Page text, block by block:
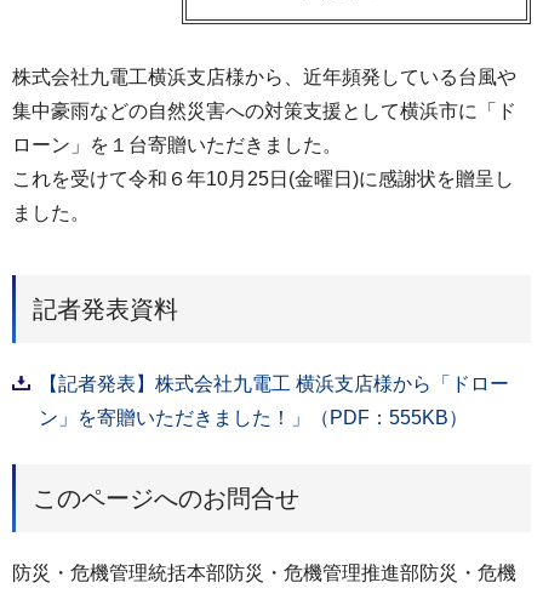
株式会社九電工横浜支店様から、近年頻発している台風や
集中豪雨などの自然災害への対策支援として横浜市に「ド
ローン」を１台寄贈いただきました。
これを受けて令和６年10月25日(金曜日)に感謝状を贈呈し
ました。
記者発表資料
【記者発表】株式会社九電工 横浜支店様から「ドロー
ン」を寄贈いただきました！」（PDF：555KB）
このページへのお問合せ
防災・危機管理統括本部防災・危機管理推進部防災・危機